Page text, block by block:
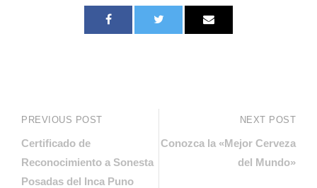
PREVIOUS POST
Certificado de
Reconocimiento a Sonesta
Posadas del Inca Puno
NEXT POST
Conozca la «Mejor Cerveza
del Mundo»